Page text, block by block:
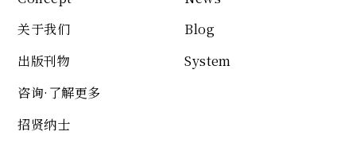
关于我们
出版刊物
咨询·了解更多
招贤纳士
Blog
System